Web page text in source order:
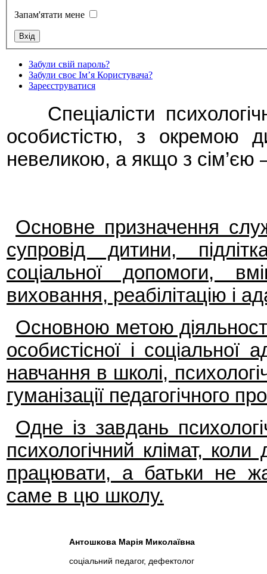
Запам'ятати мене
Забули свій пароль?
Забули своє Ім’я Користувача?
Зареєструватися
Спеціалісти
особистістю, з
невеликою, а якщо з сім’єю
Основне призначення
супровід дитини,
соціальної допомоги,
виховання, реабілітацію і
Основною метою
особистісної і соціальної
навчання в школі,
гуманізації педагогічного
Одне із завдань
психологічний клімат,
працювати, а батьки не
саме в цю школу.
Антошкова Марія Миколаївна
соціальний педагог, дефектолог